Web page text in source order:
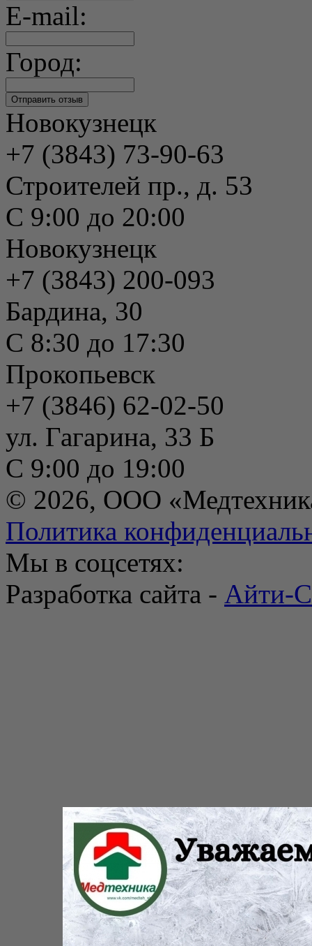
E-mail:
Город:
Новокузнецк
+7 (3843) 73-90-63
Строителей пр., д. 53
С 9:00 до 20:00
Новокузнецк
+7 (3843) 200-093
Бардина, 30
С 8:30 до 17:30
Прокопьевск
+7 (3846) 62-02-50
ул. Гагарина, 33 Б
С 9:00 до 19:00
© 2026, ООО
Политика
Мы в соцсетях:
Разработка сайта - Айти-